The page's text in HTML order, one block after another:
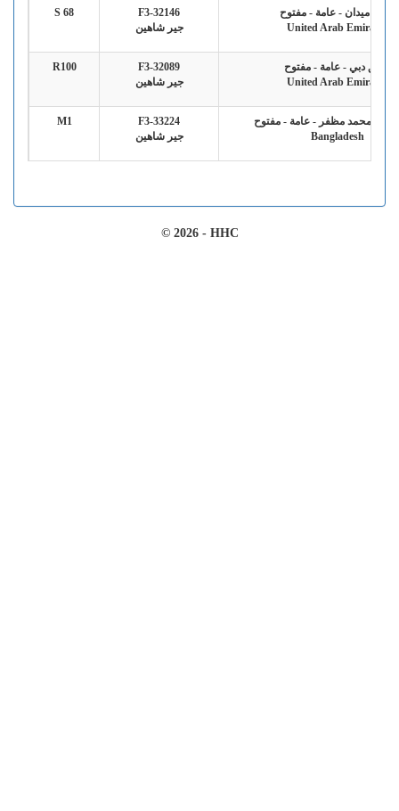
فريق ميدان - عامة - مفتوح
United Arab Emirates
F3-32146
جير شاهين
S 68
فريق دبي - عامة - مفتوح
United Arab Emirates
F3-32089
جير شاهين
R100
حسين محمد مظفر - عامة - مفتوح
Bangladesh
F3-33224
جير شاهين
M1
© 2026 - HHC